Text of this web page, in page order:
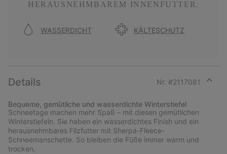
HERAUSNEHMBAREM INNENFUTTER.
WASSERDICHT KÄLTESCHUTZ
Details Nr. #2117081
Bequeme, gemütliche und wasserdichte Winterstiefel
Schneetage machen mehr Spaß – mit diesen gemütlichen
Winterstiefeln. Sie haben ein wasserdichtes Finish und ein
herausnehmbares Filzfutter mit Sherpa-Fleece-
Schneemanschette. So bleiben die Füße immer warm und
trocken.